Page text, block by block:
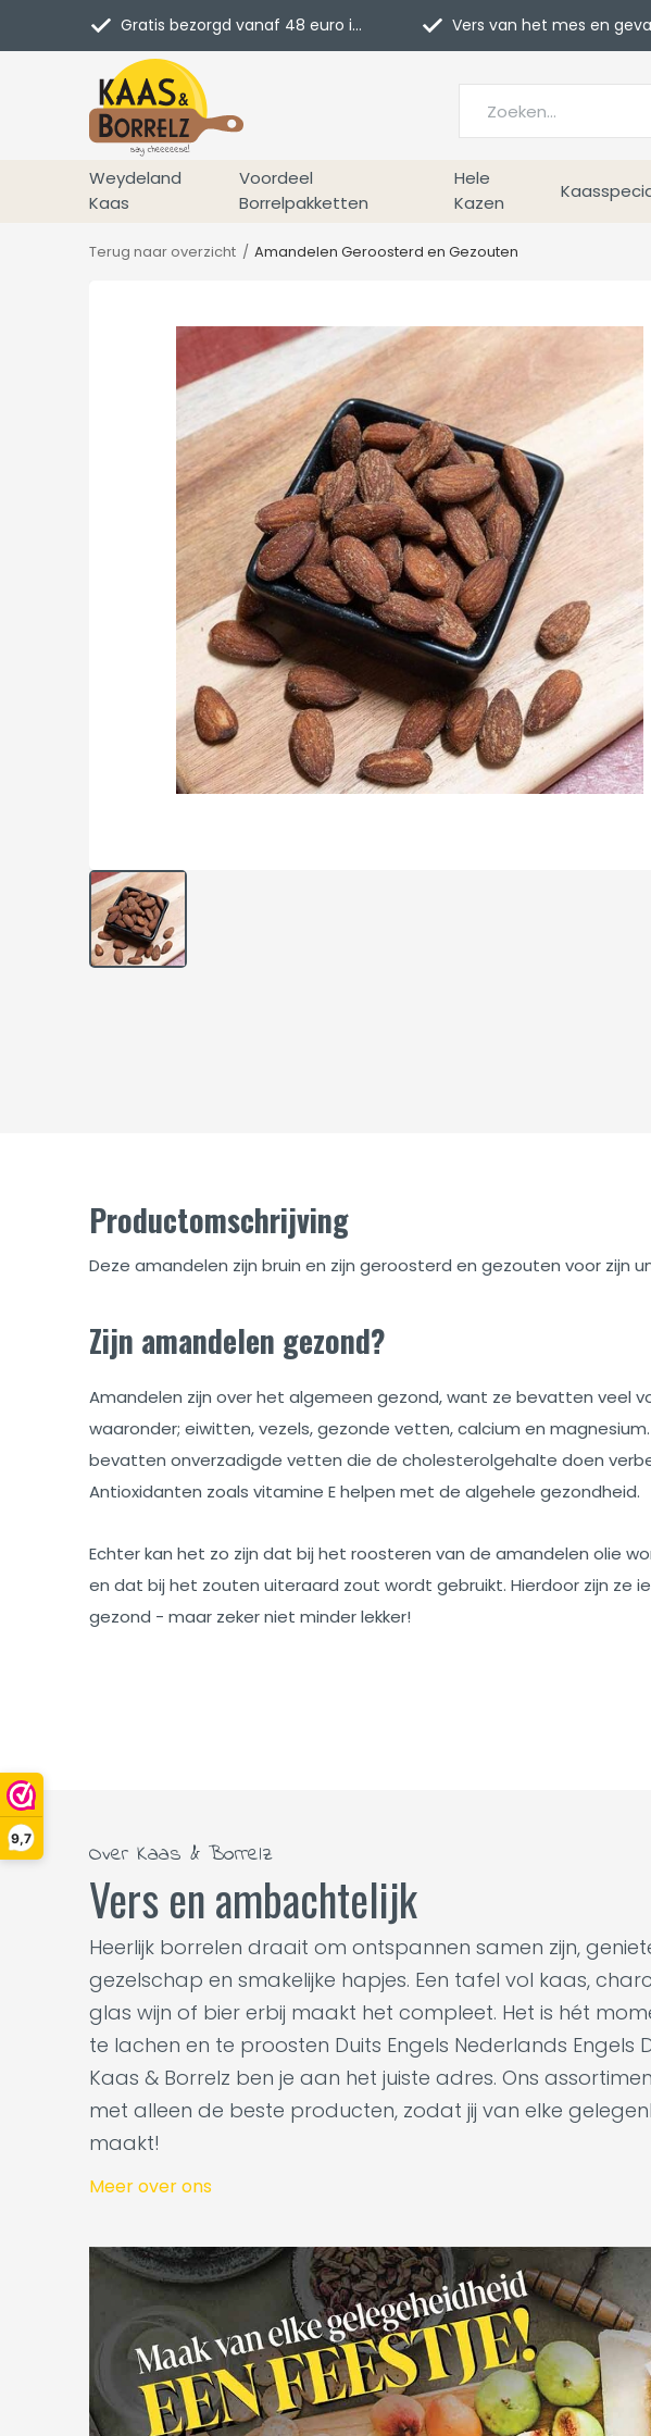
9,7
Weydeland
Kaas
Voordeel
Borrelpakketten
Hele
Kazen
Gratis bezorgd vanaf 48 euro in NL Vers van het mes en
Terug naar overzicht Amandelen Geroosterd en Gezouten
Productomschrijving
Deze amandelen zijn bruin en zijn geroosterd en gezouten voor zijn
Zijn amandelen gezond?
Amandelen zijn over het algemeen gezond, want ze bevatten veel
waaronder; eiwitten, vezels, gezonde vetten, calcium en
bevatten onverzadigde vetten die de cholesterolgehalte doen
Antioxidanten zoals vitamine E helpen met de algehele gezondheid.
Echter kan het zo zijn dat bij het roosteren van de amandelen olie
en dat bij het zouten uiteraard zout wordt gebruikt. Hierdoor zijn ze
gezond - maar zeker niet minder lekker!
Over Kaas & Borrelz
Vers en ambachtelijk
Heerlijk borrelen draait om ontspannen samen zijn,
gezelschap en smakelijke hapjes. Een tafel vol kaas,
glas wijn of bier erbij maakt het compleet. Het is hét
te lachen en te proosten Duits Engels Nederlands Engels
Kaas & Borrelz ben je aan het juiste adres. Ons
met alleen de beste producten, zodat jij van elke
maakt!
Meer over ons